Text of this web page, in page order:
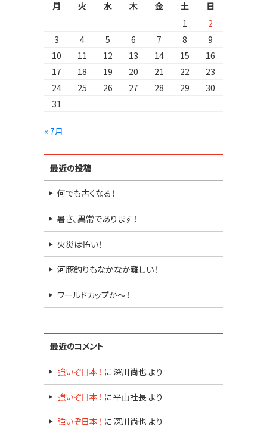
月 火 水 木 金 土
日
1
2
3
4 5 6 7 8
9
10
11 12 13 14 15
16
17
18 19 20 21 22
23
24
25 26 27 28 29
30
31
« 7月
最近の投稿
何でも古くなる！
暑さ、異常であります！
火災は怖い！
河豚釣りもなかなか難しい！
ワールドカップか～！
最近のコメント
強いぞ日本！ に 深川尚也 より
強いぞ日本！ に平山社長 より
強いぞ日本！ に 深川尚也 より